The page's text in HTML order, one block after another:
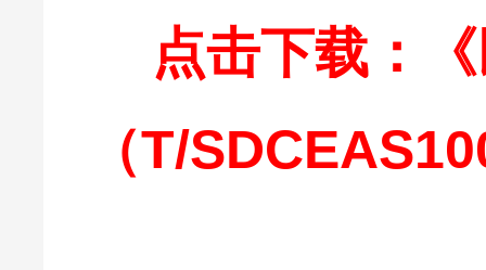
点击下载：
（T/